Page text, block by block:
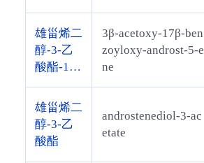
3-苯甲酸
酯
雄甾烯二
醇-3-乙
酸酯-17-
3β-acetoxy-17β-ben
zoyloxy-androst-5-e
ne
雄甾烯二
醇-3-乙
酸酯
androstenediol-3-ac
etate